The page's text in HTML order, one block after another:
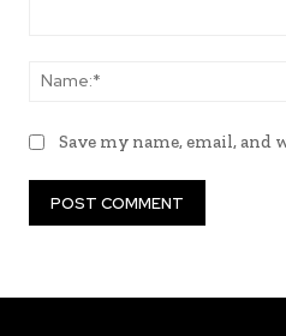
Save my name, email,